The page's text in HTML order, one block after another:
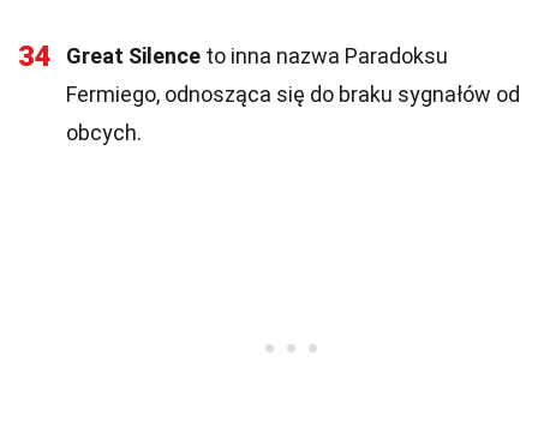
34 Great Silence to inna nazwa Paradoksu
Fermiego, odnosząca się do braku sygnałów od
obcych.